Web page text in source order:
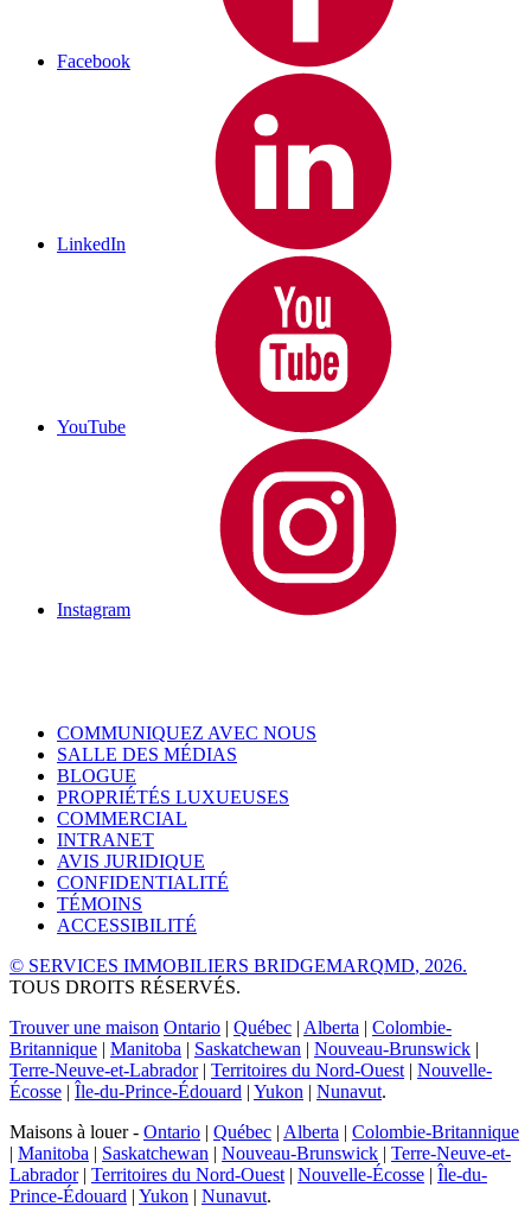
Facebook
LinkedIn
YouTube
Instagram
COMMUNIQUEZ AVEC NOUS
SALLE DES MÉDIAS
BLOGUE
PROPRIÉTÉS LUXUEUSES
COMMERCIAL
INTRANET
AVIS JURIDIQUE
CONFIDENTIALITÉ
TÉMOINS
ACCESSIBILITÉ
© SERVICES IMMOBILIERS BRIDGEMARQMD, 2026.
TOUS DROITS RÉSERVÉS.
Trouver une maison Ontario | Québec | Alberta | Colombie-
Britannique | Manitoba | Saskatchewan | Nouveau-Brunswick |
Terre-Neuve-et-Labrador| Territoires du Nord-Ouest| Nouvelle-
Écosse | Île-du-Prince-Édouard | Yukon | Nunavut.
Maisons à louer - Ontario | Québec | Alberta | Colombie-Britannique
| Manitoba | Saskatchewan | Nouveau-Brunswick | Terre-Neuve-et-
Labrador| Territoires du Nord-Ouest| Nouvelle-Écosse | Île-du-
Prince-Édouard | Yukon | Nunavut.